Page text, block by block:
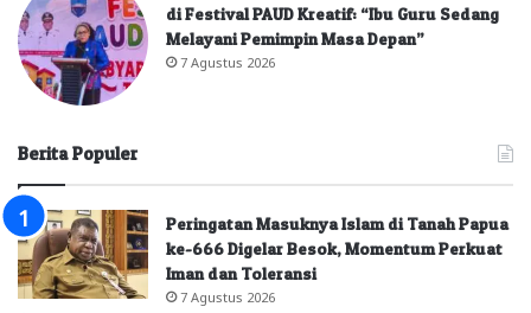
di Festival PAUD Kreatif: “Ibu Guru Sedang
Melayani Pemimpin Masa Depan”
7 Agustus 2026
Berita Populer
Peringatan Masuknya Islam di Tanah Papua
ke-666 Digelar Besok, Momentum Perkuat
Iman dan Toleransi
7 Agustus 2026